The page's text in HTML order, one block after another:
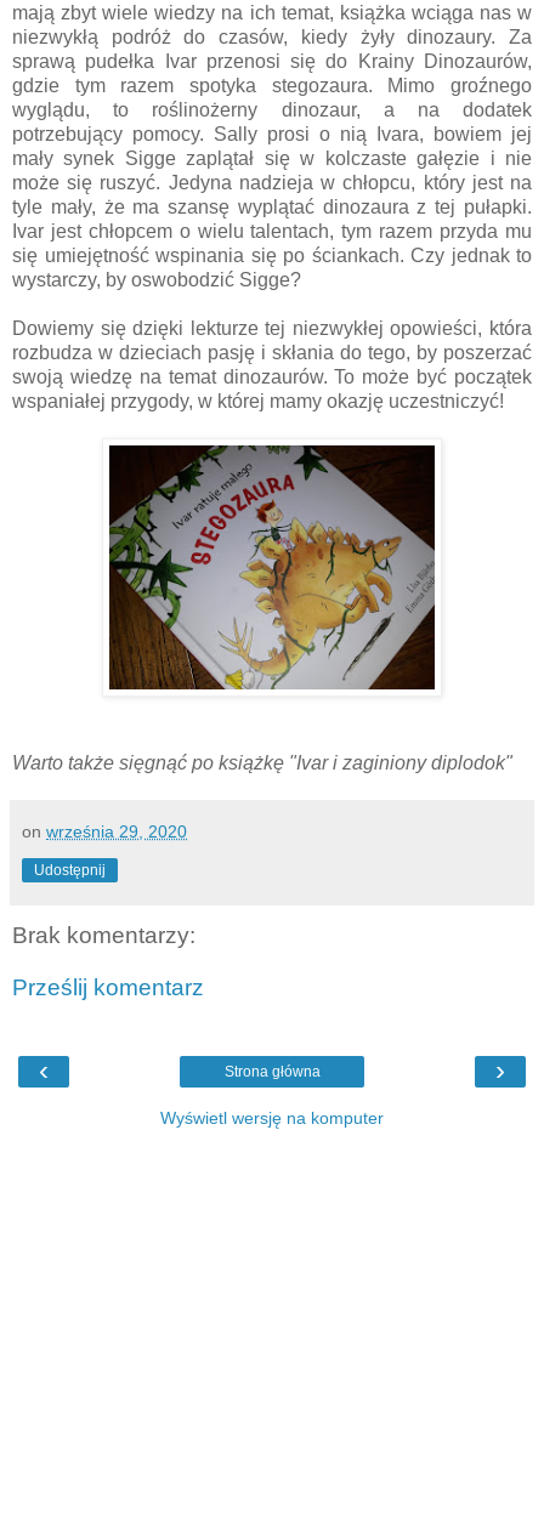
mają zbyt wiele wiedzy na ich temat, książka wciąga nas w
niezwykłą podróż do czasów, kiedy żyły dinozaury. Za
sprawą pudełka Ivar przenosi się do Krainy Dinozaurów,
gdzie tym razem spotyka stegozaura. Mimo groźnego
wyglądu, to roślinożerny dinozaur, a na dodatek
potrzebujący pomocy. Sally prosi o nią Ivara, bowiem jej
mały synek Sigge zaplątał się w kolczaste gałęzie i nie
może się ruszyć. Jedyna nadzieja w chłopcu, który jest na
tyle mały, że ma szansę wyplątać dinozaura z tej pułapki.
Ivar jest chłopcem o wielu talentach, tym razem przyda mu
się umiejętność wspinania się po ściankach. Czy jednak to
wystarczy, by oswobodzić Sigge?
Dowiemy się dzięki lekturze tej niezwykłej opowieści, która
rozbudza w dzieciach pasję i skłania do tego, by poszerzać
swoją wiedzę na temat dinozaurów. To może być początek
wspaniałej przygody, w której mamy okazję uczestniczyć!
Warto także sięgnąć po książkę "Ivar i zaginiony diplodok"
on września 29, 2020
Udostępnij
Brak komentarzy:
Prześlij komentarz
‹ ›
Strona główna
Wyświetl wersję na komputer